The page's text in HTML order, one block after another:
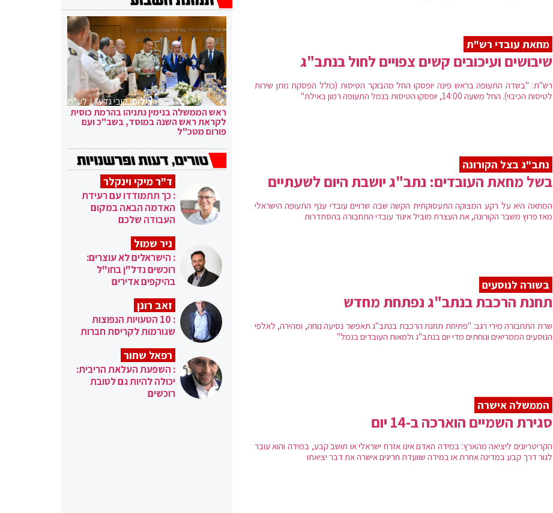
מחאת עובדי רש"ת
שיבושים ועיכובים קשים צפויים לחול בנתב"ג
רש"ת: "בשדה התעופה בראש פינה יופסקו החל מהבוקר הטיסות (כולל הפסקת מתן שירות
לטיסות הכיבוי). החל משעה 14:00, יופסקו הטיסות בנמל התעופה רמון באילת"
נתב"ג בצל הקורונה
בשל מחאת העובדים: נתב"ג יושבת היום לשעתיים
המחאה היא על רקע המצוקה התעסוקתית הקשה שבה שרויים עובדי ענף התעופה הישראלי
מאז פרוץ משבר הקורונה, את העצרת מוביל איגוד עובדי התחבורה בהסתדרות
בשורה לנוסעים
תחנת הרכבת בנתב"ג נפתחת מחדש
שרת התחבורה מירי רגב: "פתיחת תחנת הרכבת בנתב"ג תאפשר נסיעה נוחה, ומהירה, לאלפי
הנוסעים הממריאים ונוחתים מדי יום בנתב"ג ולמאות העובדים בנמל"
הממשלה אישרה
סגירת השמיים הוארכה ב-14 יום
הקריטריונים ליציאה מהארץ: במידה האדם אינו אזרח ישראלי או תושב קבע, במידה והוא עובר
לגור דרך קבע במדינה אחרת או במידה שוועדת חריגים אישרה את דבר יציאתו
צילום:קובי גדעון / לע"מ
ראש הממשלה בנימין נתניהו בהרמת כוסית
לקראת ראש השנה במוסד, בשב"כ ועם
פורום מטכ"ל
ד"ר מיקי וינקלר
: כך תתמודדו עם רעידת
האדמה הבאה במקום
העבודה שלכם
ניר שמול
: הישראלים לא עוצרים:
רוכשים נדל"ן בחו"ל
בהיקפים אדירים
זאב רונן
: 10 הטעויות הנפוצות
שגורמות לקריסת חברות
רפאל שחור
: השפעת העלאת הריבית:
יכולה להיות גם לטובת
רוכשים